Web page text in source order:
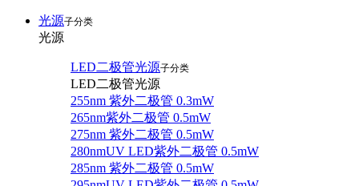
光源子分类
光源
LED二极管光源子分类
LED二极管光源
255nm 紫外二极管 0.3mW
265nm紫外二极管 0.5mW
275nm 紫外二极管 0.5mW
280nmUV LED紫外二极管 0.5mW
285nm 紫外二极管 0.5mW